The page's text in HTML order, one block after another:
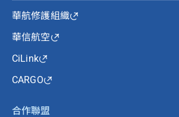
華航修護組織
華信航空
CiLink
CARGO
合作聯盟